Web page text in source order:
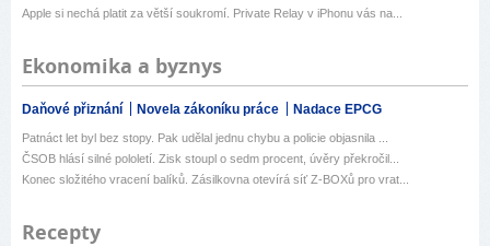
Apple si nechá platit za větší soukromí. Private Relay v iPhonu vás na...
Ekonomika a byznys
Daňové přiznání Novela zákoníku práce Nadace EPCG
Patnáct let byl bez stopy. Pak udělal jednu chybu a policie objasnila ...
ČSOB hlásí silné pololetí. Zisk stoupl o sedm procent, úvěry překročil...
Konec složitého vracení balíků. Zásilkovna otevírá síť Z-BOXů pro vrat...
Recepty